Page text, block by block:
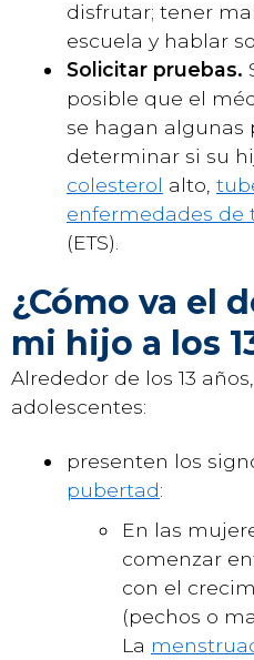
disfrutar; tener
escuela y hablar
Solicitar pruebas.
posible que el
se hagan algunas
determinar si su
colesterol alto,
enfermedades de
(ETS).
¿Cómo va el
mi hijo a los
Alrededor de los 13
adolescentes:
presenten los
pubertad:
En las
comenzar
con el
(pechos o
La